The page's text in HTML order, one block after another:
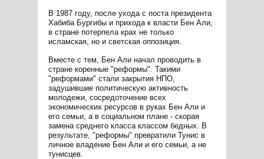
В 1987 году, после ухода с поста президента
Хабиба Бургибы и прихода к власти Бен Али,
в стране потерпела крах не только
исламская, но и светская оппозиция.
Вместе с тем, Бен Али начал проводить в
стране коренные "реформы". Такими
"реформами" стали закрытия НПО,
задушившие политическую активность
молодежи, сосредоточение всех
экономических ресурсов в руках Бен Али и
его семьи, а в социальном плане - скорая
замена среднего класса классом бедных. В
результате, "реформы" превратили Тунис в
личное владение Бен Али и его семьи, а не
тунисцев.